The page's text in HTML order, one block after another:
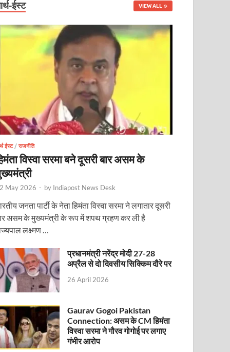
वेबिनार को संबोधित करेंगे
ईस्ट VIEW ALL
ईस्ट/राजनीति
विस्वा सरमा बने दूसरी बार असम के
May 2026 - by Indiapost News Desk
जनता पार्टी के नेता हिमंता विस्वा सरमा ने लगातार दूसरी
असम के मुख्यमंत्री के रूप में शपथ ग्रहण कर ली है
लक्ष्मण …
प्रधानमंत्री नरेंद्र मोदी 27-28
अप्रैल से दो दिवसीय सिक्किम दौरे पर
26 April 2026
Gaurav Gogoi Pakistan
Connection: असम के CM हिमंता
विस्वा सरमा ने गौरव गोगोई पर लगाए
गंभीर आरोप